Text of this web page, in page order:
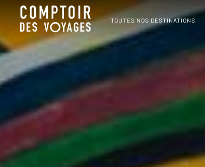
TOUTES NOS DESTINATIONS